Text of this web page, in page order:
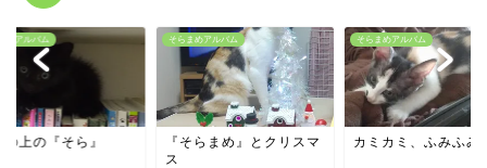
めアルバム
の上の『そら』
そらまめアルバム
『そらまめ』とクリスマ
ス
そらまめアルバム
カミカミ、ふみふみ